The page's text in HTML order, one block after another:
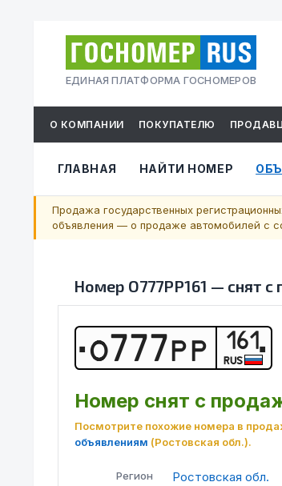
ЕДИНАЯ ПЛАТФОРМА ГОСНОМЕРОВ
О КОМПАНИИ ПОКУПАТЕЛЮ
ГЛАВНАЯ НАЙТИ НОМЕР
Продажа государственных
объявления — о продаже автомобилей с
Номер О777РР161 — снят с
О777РР 161
RUS
Номер снят с
Посмотрите похожие номера в
объявлениям (Ростовская обл.).
Регион Ростовская обл.